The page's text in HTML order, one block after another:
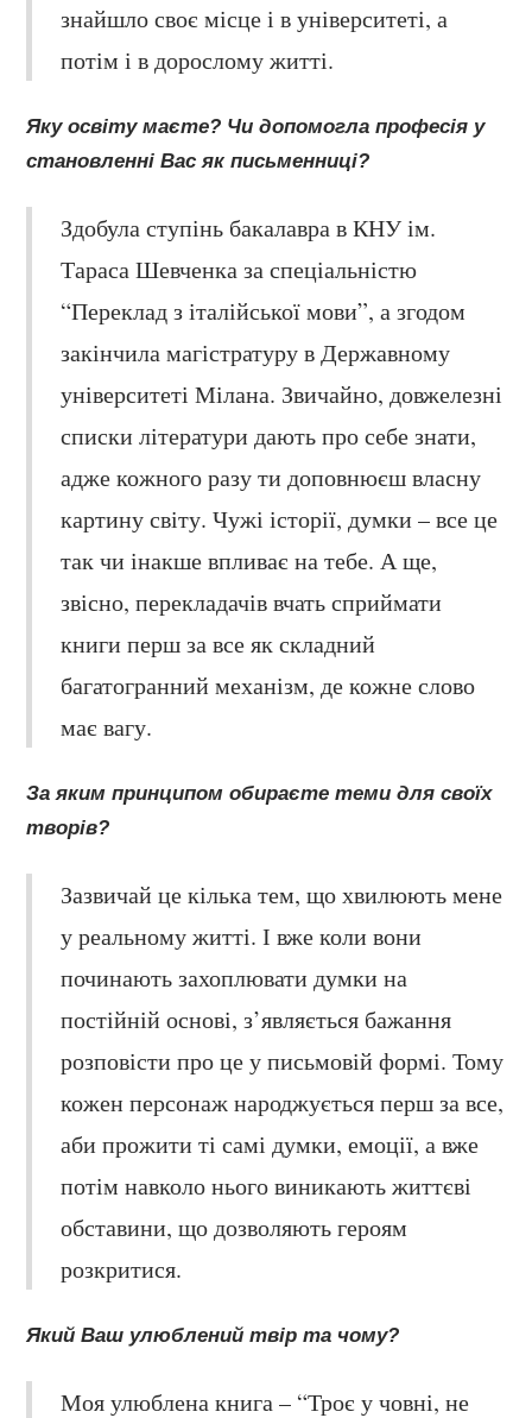
знайшло своє місце і в університеті, а
потім і в дорослому житті.
Яку освіту маєте? Чи допомогла професія у
становленні Вас як письменниці?
Здобула ступінь бакалавра в КНУ ім.
Тараса Шевченка за спеціальністю
“Переклад з італійської мови”, а згодом
закінчила магістратуру в Державному
університеті Мілана. Звичайно, довжелезні
списки літератури дають про себе знати,
адже кожного разу ти доповнюєш власну
картину світу. Чужі історії, думки – все це
так чи інакше впливає на тебе. А ще,
звісно, перекладачів вчать сприймати
книги перш за все як складний
багатогранний механізм, де кожне слово
має вагу.
За яким принципом обираєте теми для своїх
творів?
Зазвичай це кілька тем, що хвилюють мене
у реальному житті. І вже коли вони
починають захоплювати думки на
постійній основі, з’являється бажання
розповісти про це у письмовій формі. Тому
кожен персонаж народжується перш за все,
аби прожити ті самі думки, емоції, а вже
потім навколо нього виникають життєві
обставини, що дозволяють героям
розкритися.
Який Ваш улюблений твір та чому?
Моя улюблена книга – “Троє у човні, не